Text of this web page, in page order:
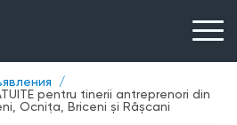
pentru tinerii antreprenori din
Ocnița, Briceni și Râșcani